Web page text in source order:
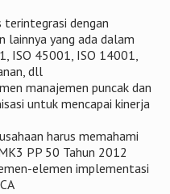
terintegrasi dengan
lainnya yang ada dalam
ISO 45001, ISO 14001,
dll
manajemen puncak dan
untuk mencapai kinerja
harus memahami
PP 50 Tahun 2012
elemen implementasi